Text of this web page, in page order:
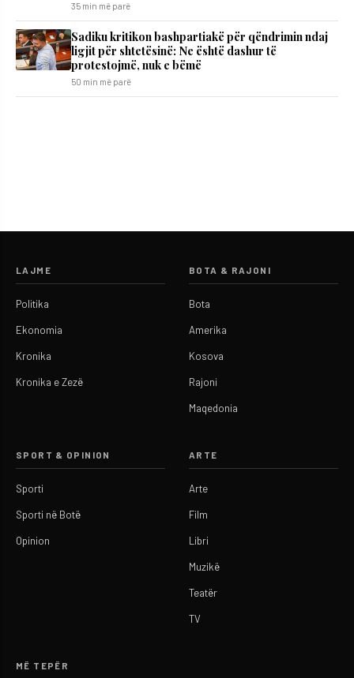
35 min më parë
Sadiku kritikon bashpartiakë për qëndrimin ndaj
ligjit për shtetësinë: Ne është dashur të
protestojmë, nuk e bëmë
50 min më parë
LAJME
Politika
Ekonomia
Kronika
Kronika e Zezë
BOTA & RAJONI
Bota
Amerika
Kosova
Rajoni
Maqedonia
SPORT & OPINION
Sporti
Sporti në Botë
Opinion
ARTE
Arte
Film
Libri
Muzikë
Teatër
TV
MË TEPËR